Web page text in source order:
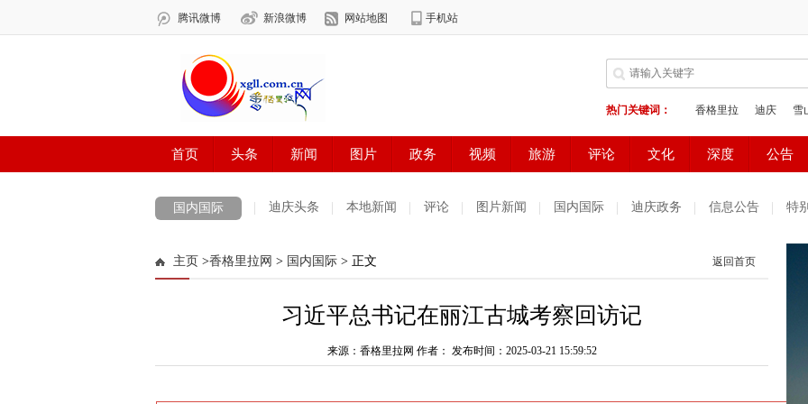
国内国际 迪庆头条 本地新闻 评论 图片新闻 国内国际 迪庆政务 信息公告 特
主页 >香格里拉网 > 国内国际 > 正文 返回首页
习近平总书记在丽江古城考察回访记
来源：香格里拉网 作者： 发布时间：2025-03-21 15:59:52